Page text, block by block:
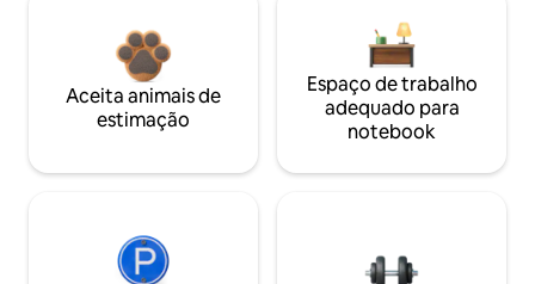
Aceita animais de
estimação
Espaço de trabalho
adequado para
notebook